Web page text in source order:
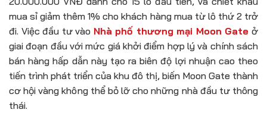
mua sỉ giảm thêm 1% cho khách hàng mua từ lô thứ 2 trở
đi. Việc đầu tư vào Nhà phố thương mại Moon Gate ở
giai đoạn đầu với mức giá khởi điểm hợp lý và chính sách
bán hàng hấp dẫn này tạo ra biên độ lợi nhuận cao theo
tiến trình phát triển của khu đô thị, biến Moon Gate thành
cơ hội vàng không thể bỏ lỡ cho những nhà đầu tư thông
thái.